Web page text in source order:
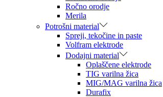
Ročno orodje
Merila
Potrošni material
Spreji, tekočine in paste
Volfram elektrode
Dodajni material
Oplaščene elektrode
TIG varilna žica
MIG/MAG varilna žica
Durafix